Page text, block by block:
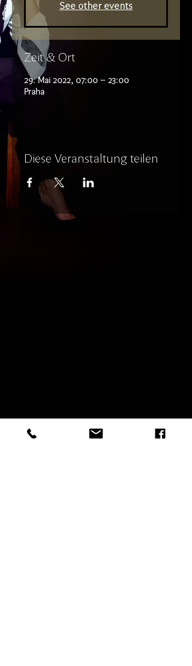
See other events
Zeit & Ort
29. Mai 2022, 07:00 – 23:00
Praha
Diese Veranstaltung teilen